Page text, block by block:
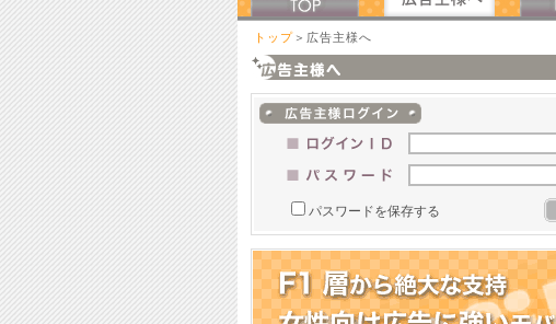
トップ ＞広告主様へ
パスワードを保存する